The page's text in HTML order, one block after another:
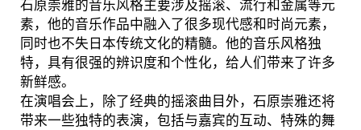
石原崇雅的音乐风格主要涉及摇滚、流行和金属等元
素，他的音乐作品中融入了很多现代感和时尚元素，
同时也不失日本传统文化的精髓。他的音乐风格独
特，具有很强的辨识度和个性化，给人们带来了许多
新鲜感。
在演唱会上，除了经典的摇滚曲目外，石原崇雅还将
带来一些独特的表演，包括与嘉宾的互动、特殊的舞